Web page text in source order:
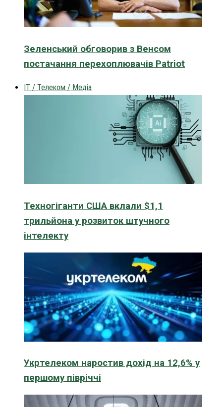
Зеленський обговорив з Венсом
постачання перехоплювачів Patriot
IT / Телеком / Медіа
Техногіганти США вклали $1,1
трильйона у розвиток штучного
інтелекту
Укртелеком наростив дохід на 12,6% у
першому півріччі